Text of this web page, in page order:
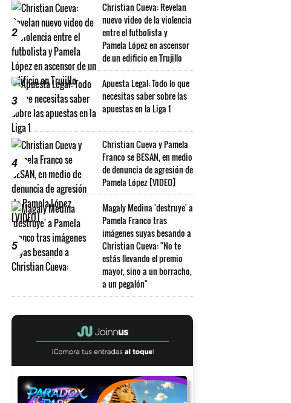
2
Christian Cueva: Revelan
nuevo video de la violencia
entre el futbolista y
Pamela López en ascensor
de un edificio en Trujillo
3
Apuesta Legal: Todo lo que
necesitas saber sobre las
apuestas en la Liga 1
4
Christian Cueva y Pamela
Franco se BESAN, en medio
de denuncia de agresión de
Pamela López [VIDEO]
5
Magaly Medina 'destruye' a
Pamela Franco tras
imágenes suyas besando a
Christian Cueva: "No te
estás llevando el premio
mayor, sino a un borracho,
a un pegalón"